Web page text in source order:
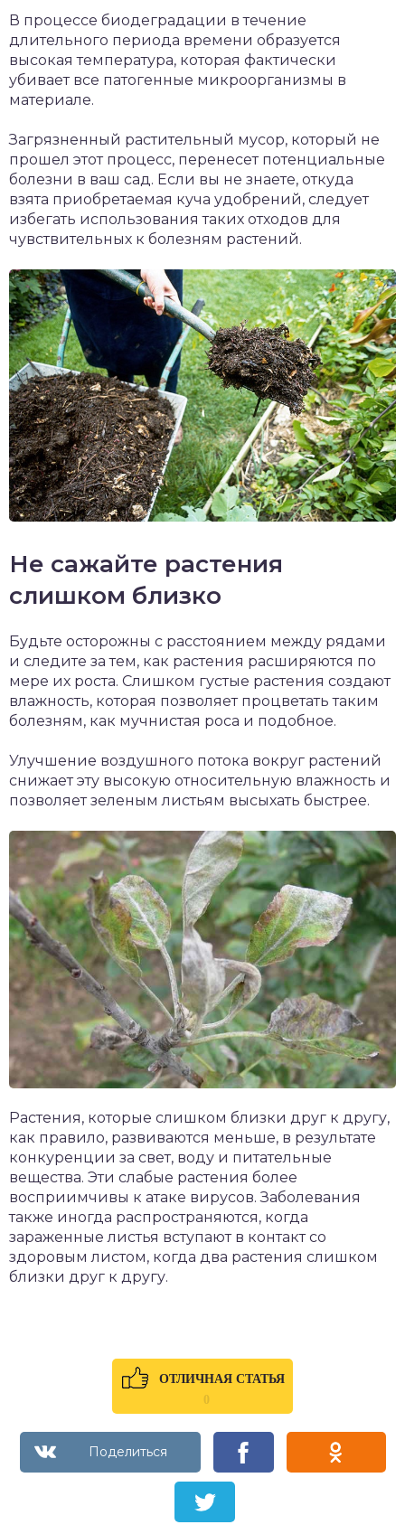
В процессе биодеградации в течение
длительного периода времени образуется
высокая температура, которая фактически
убивает все патогенные микроорганизмы в
материале.
Загрязненный растительный мусор, который не
прошел этот процесс, перенесет потенциальные
болезни в ваш сад. Если вы не знаете, откуда
взята приобретаемая куча удобрений, следует
избегать использования таких отходов для
чувствительных к болезням растений.
Не сажайте растения
слишком близко
Будьте осторожны с расстоянием между рядами
и следите за тем, как растения расширяются по
мере их роста. Слишком густые растения создают
влажность, которая позволяет процветать таким
болезням, как мучнистая роса и подобное.
Улучшение воздушного потока вокруг растений
снижает эту высокую относительную влажность и
позволяет зеленым листьям высыхать быстрее.
Растения, которые слишком близки друг к другу,
как правило, развиваются меньше, в результате
конкуренции за свет, воду и питательные
вещества. Эти слабые растения более
восприимчивы к атаке вирусов. Заболевания
также иногда распространяются, когда
зараженные листья вступают в контакт со
здоровым листом, когда два растения слишком
близки друг к другу.
ОТЛИЧНАЯ СТАТЬЯ
0